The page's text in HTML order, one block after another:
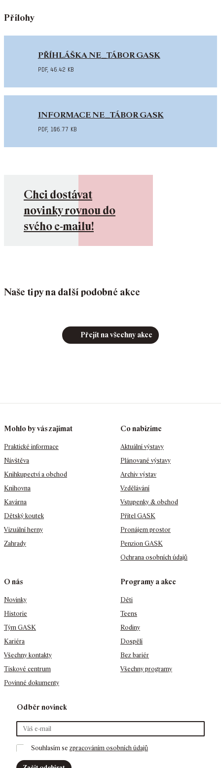
Přílohy
PŘÍHLÁŠKA NE_TÁBOR GASK
pdf, 46.42 kB
INFORMACE NE_TÁBOR GASK
pdf, 106.77 kB
Chci dostávat
novinky rovnou do
svého e-mailu!
Naše tipy na další podobné akce
Přejít na všechny akce
Mohlo by vás zajímat
Praktické informace
Návštěva
Knihkupectví a obchod
Knihovna
Kavárna
Dětský koutek
Vizuální herny
Zahrady
Co nabízíme
Aktuální výstavy
Plánované výstavy
Archiv výstav
Vzdělávání
Vstupenky & obchod
Přítel GASK
Pronájem prostor
Penzion GASK
Ochrana osobních údajů
O nás
Novinky
Historie
Tým GASK
Kariéra
Všechny kontakty
Tiskové centrum
Povinné dokumenty
Programy a akce
Děti
Teens
Rodiny
Dospělí
Bez bariér
Všechny programy
Odběr novinek
Souhlasím se zpracováním osobních údajů